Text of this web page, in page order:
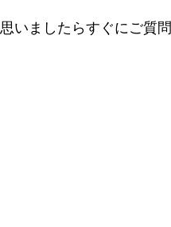
いましたらすぐにご質問